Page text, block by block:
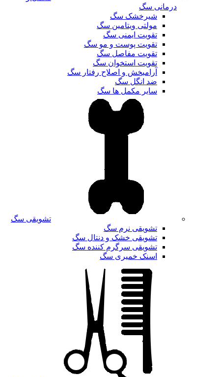
درمانی سگ
شیرخشک سگ
مولتی ویتامین سگ
تقویت ایمنی سگ
تقویت پوست و مو سگ
تقویت مفاصل سگ
تقویت استخوان سگ
آرامبخش و اصلاح رفتار سگ
ضد انگل سگ
سایر مکمل ها سگ
تشویقی سگ
تشویقی نرم سگ
تشویقی خشک و دنتال سگ
تشویقی سرگرم کننده سگ
اسنک خمیری سگ